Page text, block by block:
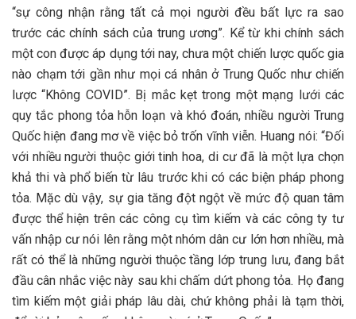
“sự công nhận rằng tất cả mọi người đều bất lực ra sao
trước các chính sách của trung ương”. Kể từ khi chính sách
một con được áp dụng tới nay, chưa một chiến lược quốc gia
nào chạm tới gần như mọi cá nhân ở Trung Quốc như chiến
lược “Không COVID”. Bị mắc kẹt trong một mạng lưới các
quy tắc phong tỏa hỗn loạn và khó đoán, nhiều người Trung
Quốc hiện đang mơ về việc bỏ trốn vĩnh viễn. Huang nói: “Đối
với nhiều người thuộc giới tinh hoa, di cư đã là một lựa chọn
khả thi và phổ biến từ lâu trước khi có các biện pháp phong
tỏa. Mặc dù vậy, sự gia tăng đột ngột về mức độ quan tâm
được thể hiện trên các công cụ tìm kiếm và các công ty tư
vấn nhập cư nói lên rằng một nhóm dân cư lớn hơn nhiều, mà
rất có thể là những người thuộc tầng lớp trung lưu, đang bắt
đầu cân nhắc việc này sau khi chấm dứt phong tỏa. Họ đang
tìm kiếm một giải pháp lâu dài, chứ không phải là tạm thời,